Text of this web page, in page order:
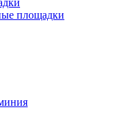
площадки